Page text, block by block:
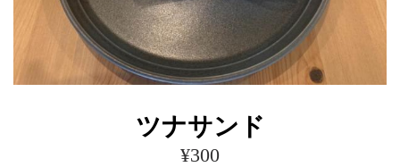
ツナサンド
¥300